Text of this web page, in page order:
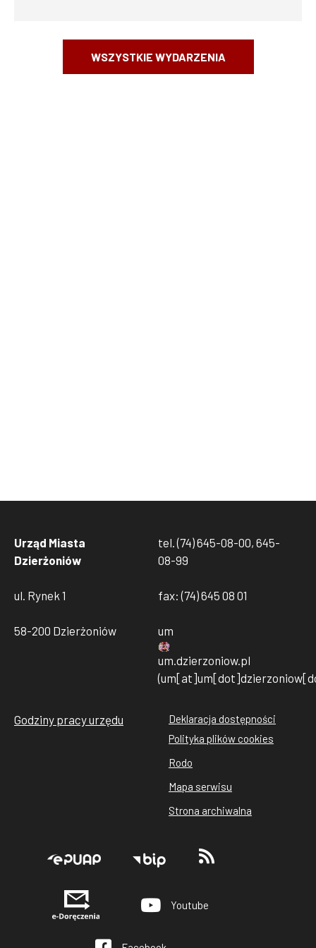
WSZYSTKIE WYDARZENIA
Urząd Miasta
Dzierżoniów
ul. Rynek 1
58-200 Dzierżoniów
tel. (74) 645-08-00, 645-
08-99
fax: (74) 645 08 01
um
um dzierzoniow. pl
Godziny pracy urzędu
Stopka
rodo
cookies
Deklaracja dostępności
Polityka plików cookies
Rodo
Mapa serwisu
Strona archiwalna
Stopka
Youtube